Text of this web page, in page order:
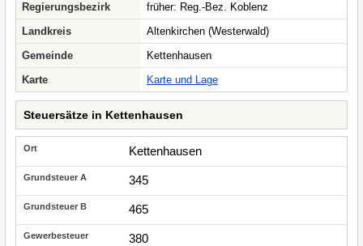
Regierungsbezirk
früher: Reg.-Bez. Koblenz
Landkreis
Altenkirchen (Westerwald)
Gemeinde
Kettenhausen
Karte
Karte und Lage
Steuersätze in Kettenhausen
Kettenhausen
345
465
380